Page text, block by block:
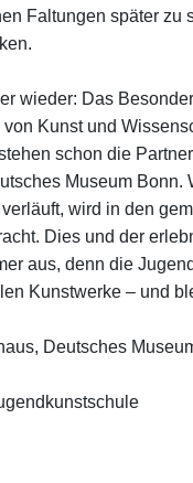
Faltungen später zu
wieder: Das
Kunst und
schon die
Museum Bonn.
wird in den
Dies und der
aus, denn die
Kunstwerke – und
Deutsches